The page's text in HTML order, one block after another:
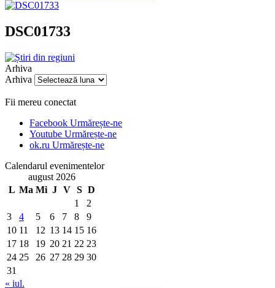
DSC01733
Arhiva
Arhiva
Fii mereu conectat
Facebook Urmărește-ne
Youtube Urmărește-ne
ok.ru Urmărește-ne
Calendarul evenimentelor
august 2026
L Ma Mi J V S D
1
2
3
4 5 6 7 8
9
10 11 12 13 14 15 16
17 18 19 20 21 22 23
24 25 26 27 28 29 30
31
« iul.